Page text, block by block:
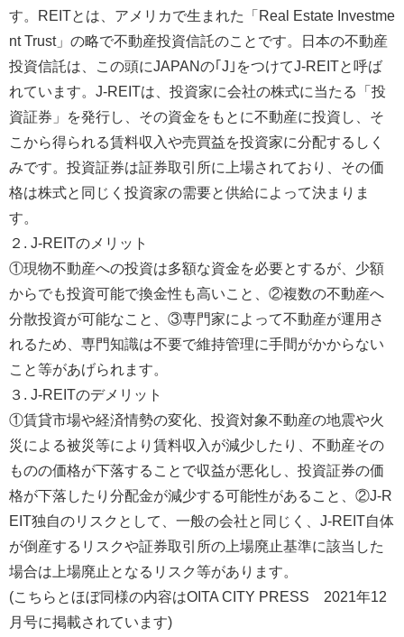
す。REITとは、アメリカで生まれた「Real Estate Investme
nt Trust」の略で不動産投資信託のことです。日本の不動産
投資信託は、この頭にJAPANの｢J｣をつけてJ-REITと呼ば
れています。J-REITは、投資家に会社の株式に当たる「投
資証券」を発行し、その資金をもとに不動産に投資し、そ
こから得られる賃料収入や売買益を投資家に分配するしく
みです。投資証券は証券取引所に上場されており、その価
格は株式と同じく投資家の需要と供給によって決まりま
す。
２. J-REITのメリット
①現物不動産への投資は多額な資金を必要とするが、少額
からでも投資可能で換金性も高いこと、②複数の不動産へ
分散投資が可能なこと、③専門家によって不動産が運用さ
れるため、専門知識は不要で維持管理に手間がかからない
こと等があげられます。
３. J-REITのデメリット
①賃貸市場や経済情勢の変化、投資対象不動産の地震や火
災による被災等により賃料収入が減少したり、不動産その
ものの価格が下落することで収益が悪化し、投資証券の価
格が下落したり分配金が減少する可能性があること、②J-R
EIT独自のリスクとして、一般の会社と同じく、J-REIT自体
が倒産するリスクや証券取引所の上場廃止基準に該当した
場合は上場廃止となるリスク等があります。
(こちらとほぼ同様の内容はOITA CITY PRESS 2021年12
月号に掲載されています)